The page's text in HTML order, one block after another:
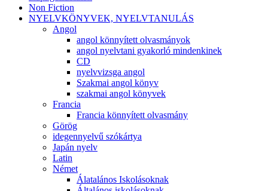
Non Fiction
NYELVKÖNYVEK, NYELVTANULÁS
Angol
angol könnyített olvasmányok
angol nyelvtani gyakorló mindenkinek
CD
nyelvvizsga angol
Szakmai angol könyv
szakmai angol könyvek
Francia
Francia könnyített olvasmány
Görög
idegennyelvű szókártya
Japán nyelv
Latin
Német
Álatalános Iskolásoknak